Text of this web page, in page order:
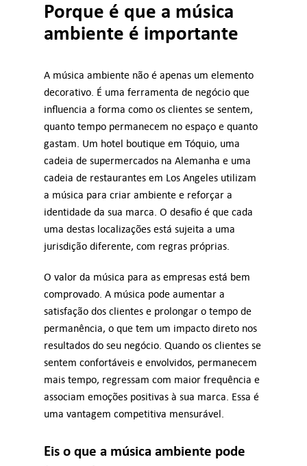
Suporte
Inicie sessão
Porque é que a música
ambiente é importante
A música ambiente não é apenas um elemento
decorativo. É uma ferramenta de negócio que
influencia a forma como os clientes se sentem,
quanto tempo permanecem no espaço e quanto
gastam. Um hotel boutique em Tóquio, uma
cadeia de supermercados na Alemanha e uma
cadeia de restaurantes em Los Angeles utilizam
a música para criar ambiente e reforçar a
identidade da sua marca. O desafio é que cada
uma destas localizações está sujeita a uma
jurisdição diferente, com regras próprias.
O valor da música para as empresas está bem
comprovado. A música pode aumentar a
satisfação dos clientes e prolongar o tempo de
permanência, o que tem um impacto direto nos
resultados do seu negócio. Quando os clientes se
sentem confortáveis e envolvidos, permanecem
mais tempo, regressam com maior frequência e
associam emoções positivas à sua marca. Essa é
uma vantagem competitiva mensurável.
Eis o que a música ambiente pode